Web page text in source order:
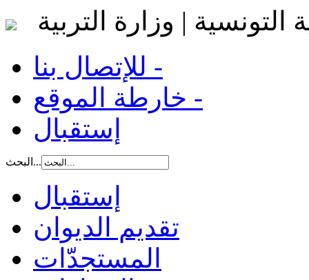
التونسية | وزارة التربية
للإتصال بنا -
خارطة الموقع -
إستقبال
البحث...
إستقبال
تقديم الديوان
المستجدّات